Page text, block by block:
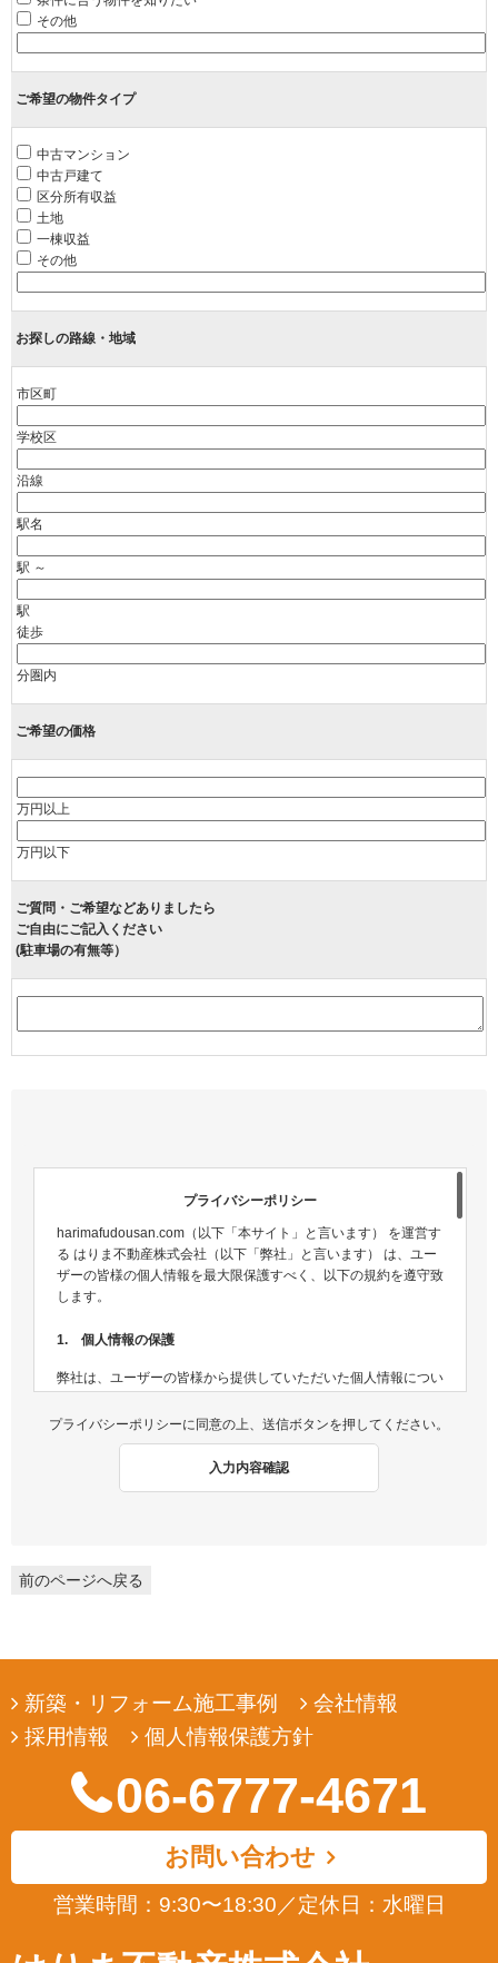
その他
ご希望の物件タイプ
中古マンション
中古戸建て
区分所有収益
土地
一棟収益
その他
お探しの路線・地域
市区町
学校区
沿線
駅名
駅 ～
駅
徒歩
分圏内
ご希望の価格
万円以上
万円以下
ご質問・ご希望などありましたら
ご自由にご記入ください
(駐車場の有無等）
プライバシーポリシー
harimafudousan.com（以下「本サイト」と言います） を運営す
る はりま不動産株式会社（以下「弊社」と言います） は、ユー
ザーの皆様の個人情報を最大限保護すべく、以下の規約を遵守致
します。
1. 個人情報の保護
弊社は、ユーザーの皆様から提供していただいた個人情報につい
ないよう、個人情報の適切な管理及び保護に努めます。
3. 個人情報の利用
4. 個人情報の開示
弊社は、ユーザーの皆様から提供していただいた個人情報を、正
当な理由のある場合を除き、その同意なくして第三者に開示若し
くは提供することはありません。また、その場合においても、正
当な理由がない限り、個人情報が第三者から更に開示、提供若し
くは漏洩されることのないよう努めます。
弊社は、ユーザーの皆様が提供された個人情報の確認、訂正など
り、合理的な範囲で、そのご希望に対応致します。
プライバシーポリシーに同意の上、送信ボタンを押してください。
入力内容確認
前のページへ戻る
新築・リフォーム施工事例
会社情報
採用情報
個人情報保護方針
06-6777-4671
お問い合わせ
営業時間：9:30〜18:30 ／定休日：水曜日